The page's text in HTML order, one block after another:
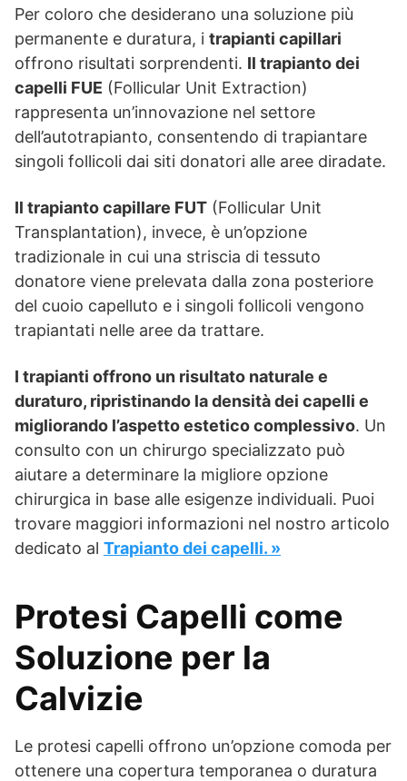
Per coloro che desiderano una soluzione più
permanente e duratura, i trapianti capillari
offrono risultati sorprendenti. Il trapianto dei
capelli FUE (Follicular Unit Extraction)
rappresenta un’innovazione nel settore
dell’autotrapianto, consentendo di trapiantare
singoli follicoli dai siti donatori alle aree diradate.
Il trapianto capillare FUT (Follicular Unit
Transplantation), invece, è un’opzione
tradizionale in cui una striscia di tessuto
donatore viene prelevata dalla zona posteriore
del cuoio capelluto e i singoli follicoli vengono
trapiantati nelle aree da trattare.
I trapianti offrono un risultato naturale e
duraturo, ripristinando la densità dei capelli e
migliorando l’aspetto estetico complessivo. Un
consulto con un chirurgo specializzato può
aiutare a determinare la migliore opzione
chirurgica in base alle esigenze individuali. Puoi
trovare maggiori informazioni nel nostro articolo
dedicato al Trapianto dei capelli. »
Protesi Capelli come
Soluzione per la
Calvizie
Le protesi capelli offrono un’opzione comoda per
ottenere una copertura temporanea o duratura